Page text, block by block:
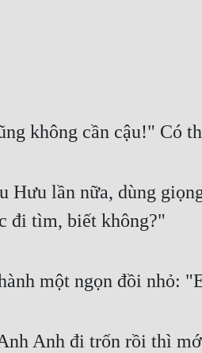
không cần cậu!" Có
Hưu lần nữa, dùng
đi tìm, biết không?"
một ngọn đồi nhỏ:
Anh đi trốn rồi thì